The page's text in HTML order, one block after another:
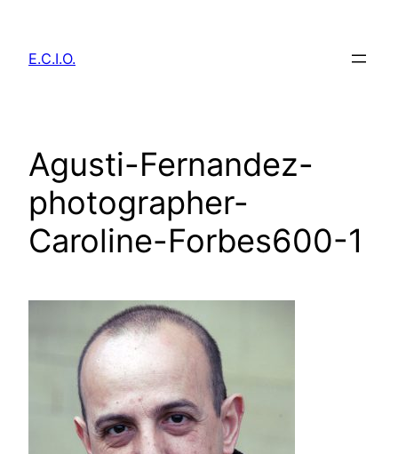
springen
E.C.I.O.
Agusti-Fernandez-
photographer-
Caroline-Forbes600-1